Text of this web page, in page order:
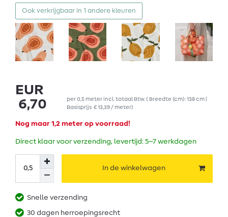
Ook verkrijgbaar in 1 andere kleuren
EUR
6,70
per0,5 meterincl. totaal Btw. ( Breedte (cm): 138 cm |
Basisprijs€ 13,39 / meter)
Nog maar 1,2 meter op voorraad!
Direct klaar voor verzending, levertijd: 5–7 werkdagen
In de winkelwagen
Snelle verzending
30 dagen herroepingsrecht